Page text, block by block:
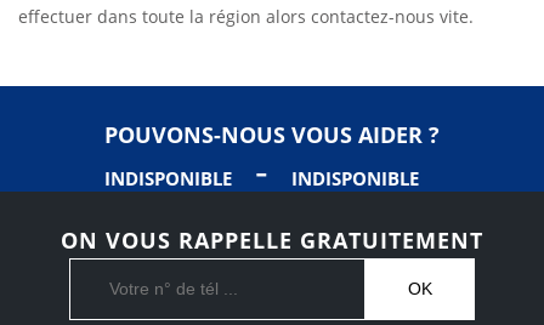
effectuer dans toute la région alors contactez-nous vite.
POUVONS-NOUS VOUS AIDER ?
INDISPONIBLE - INDISPONIBLE
ON VOUS RAPPELLE GRATUITEMENT